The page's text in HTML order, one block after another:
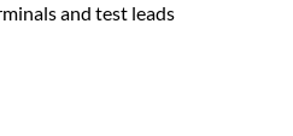
and test leads